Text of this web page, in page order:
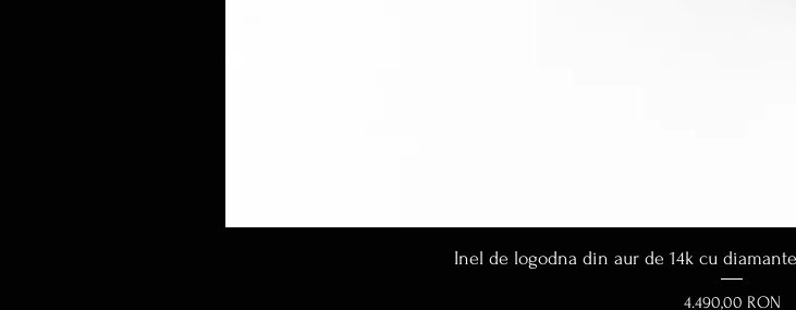
Afișare rapidă
Inel de logodna din aur de 14k cu
Preț
4.490,00 RON